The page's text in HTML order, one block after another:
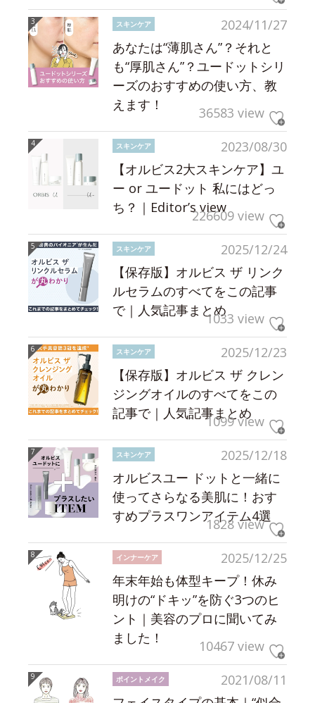
2024/11/27
スキンケア
あなたは“薄肌さん”？それと
も“厚肌さん”？ユードットシリ
ーズのおすすめの使い方、教
えます！
36583 view
2023/08/30
スキンケア
【オルビス2大スキンケア】ユ
ー or ユードット 私にはどっ
ち？｜Editor’s view226609 view
2025/12/24
スキンケア
【保存版】オルビス ザ リンク
ルセラムのすべてをこの記事
で｜人気記事まとめ1033 view
2025/12/23
スキンケア
【保存版】オルビス ザ クレン
ジングオイルのすべてをこの
記事で｜人気記事まとめ
1099 view
2025/12/18
スキンケア
オルビスユー ドットと一緒に
使ってさらなる美肌に！おす
すめプラスワンアイテム4選
1828 view
2025/12/25
インナーケア
年末年始も体型キープ！休み
明けの“ドキッ”を防ぐ3つのヒ
ント｜美容のプロに聞いてみ
ました！
10467 view
2021/08/11
ポイントメイク